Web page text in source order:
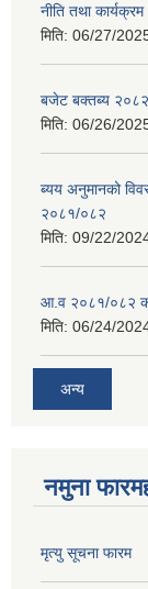
नीति तथा
मिति: 06/27/
बजेट बक्तब्य २०८२
मिति: 06/26/
ब्यय अनुमानको
२०८१/०८२
मिति: 09/22/
आ.व २०८१/०८२
मिति: 06/24/
अन्य
नमुना
मृत्यु सूचना फारम